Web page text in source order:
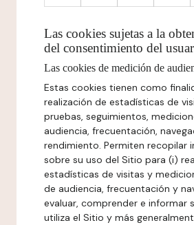
Las cookies sujetas a la
del consentimiento del
Las cookies de medición de
Estas cookies tienen como
realización de estadísticas de
pruebas, seguimientos,
audiencia, frecuentación,
rendimiento. Permiten recopilar
sobre su uso del Sitio para (i)
estadísticas de visitas y
de audiencia, frecuentación y
evaluar, comprender e informar
utiliza el Sitio y más